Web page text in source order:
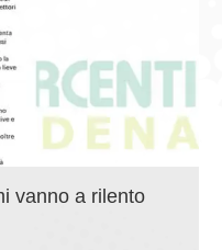
vanno a rilento